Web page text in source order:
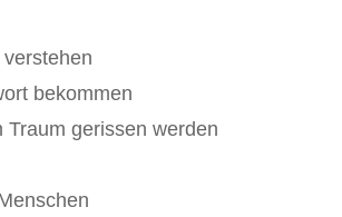
bekommen
gerissen werden